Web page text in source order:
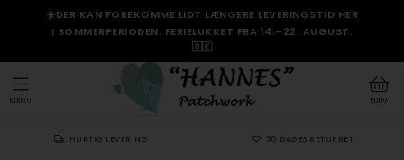
☀️DER KAN FOREKOMME LIDT LÆNGERE LEVERINGSTID HER
I SOMMERPERIODEN. FERIELUKKET FRA 14.–22. AUGUST.
🇩🇰
KURV
MENU
HURTIG LEVERING 30 DAGES RETURRET